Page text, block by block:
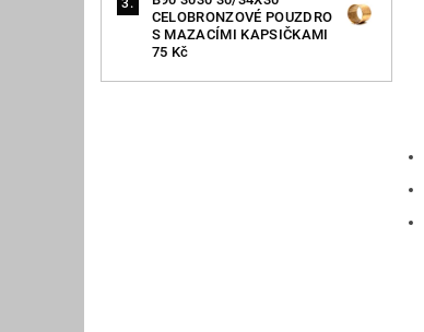
CELOBRONZOVÉ POUZDRO
S MAZACÍMI KAPSIČKAMI
75 Kč